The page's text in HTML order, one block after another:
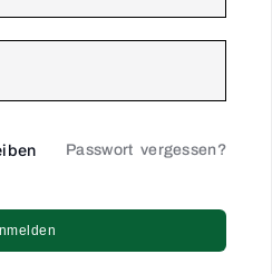
Passwort vergessen?